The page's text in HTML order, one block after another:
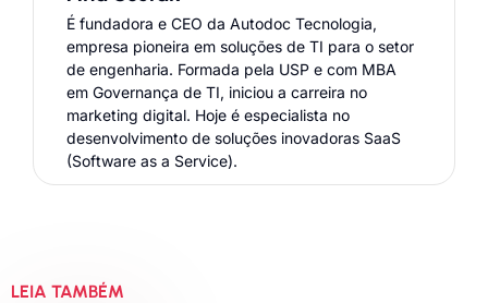
É fundadora e CEO da Autodoc Tecnologia,
empresa pioneira em soluções de TI para o setor
de engenharia. Formada pela USP e com MBA
em Governança de TI, iniciou a carreira no
marketing digital. Hoje é especialista no
desenvolvimento de soluções inovadoras SaaS
(Software as a Service).
LEIA TAMBÉM